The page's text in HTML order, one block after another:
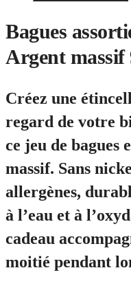
Bagues
Argent massif
Créez une
regard de votre
ce jeu de bagues
massif. Sans
allergènes,
à l’eau et à
cadeau
moitié pendant